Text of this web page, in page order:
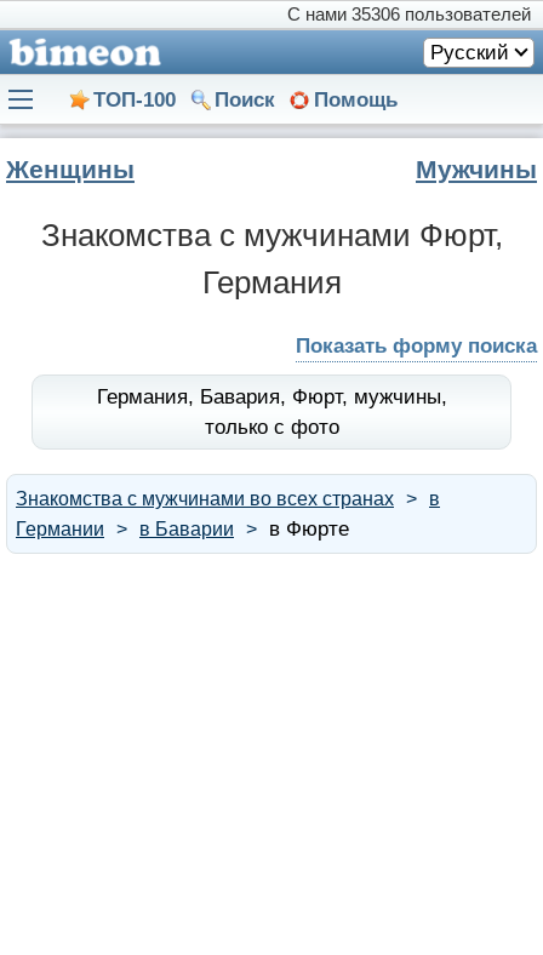
С нами 35306 пользователей
Русский
ТОП-100 Поиск Помощь
Знакомства с мужчинами Фюрт,
Германия
Женщины Мужчины
Показать форму поиска
Германия, Бавария, Фюрт, мужчины,
только с фото
Знакомства с мужчинами во всех странах
в
Германии
в Баварии в Фюрте